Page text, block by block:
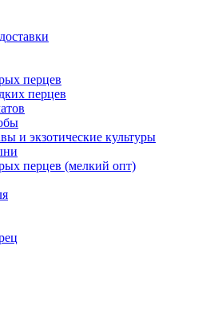
перцев
перцев
и экзотические культуры
перцев (мелкий опт)